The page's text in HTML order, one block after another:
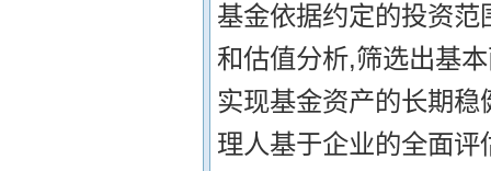
基金依据约定的投资
和估值分析,筛选出基
实现基金资产的长期
理人基于企业的全面